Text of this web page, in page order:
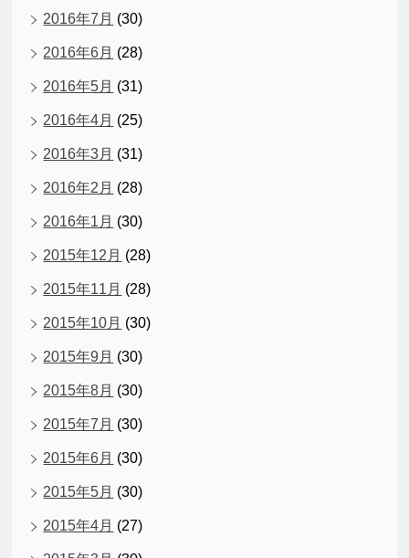
2016年7月 (30)
2016年6月 (28)
2016年5月 (31)
2016年4月 (25)
2016年3月 (31)
2016年2月 (28)
2016年1月 (30)
2015年12月 (28)
2015年11月 (28)
2015年10月 (30)
2015年9月 (30)
2015年8月 (30)
2015年7月 (30)
2015年6月 (30)
2015年5月 (30)
2015年4月 (27)